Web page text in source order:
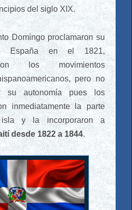
del siglo XIX.
Domingo proclamaron su
España en el 1821,
los movimientos
pero no
su autonomía pues los
inmediatamente la parte
y la incorporaron a
desde 1822 a 1844.